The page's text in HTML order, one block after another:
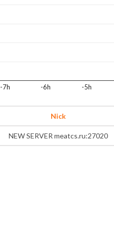
-7h -6h -5h
Nick
NEW SERVER meatcs.ru:27020